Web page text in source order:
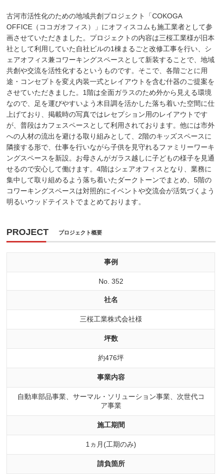
古河市活性化のための地域共創プロジェクト「COKOGA
OFFICE（ココガオフィス）」にオフィスコムも施工業者として参
画させていただきました。プロジェクトの内容は三桜工業様が旧本
社として利用していた自社ビルの1棟まるごと改修工事を行い、シ
ェアオフィス兼コワーキングスペースとして新装することで、地域
共創や交流を活性化するというものです。そこで、各階ごとに用
途・コンセプトを変え内装一式とレイアウトを含む什器のご提案を
させていただきました。1階は全面ガラスのため外から見える環境
なので、足を運びやすいよう木目調を活かした落ち着いた空間に仕
上げており、掲載時の写真ではレセプション用のレイアウトです
が、普段はカフェスペースとして利用されております。他には市外
への人材の流出を避ける取り組みとして、2階のキッズスペースに
隣接する形で、仕事を行いながら子供を見守れるファミリーワーキ
ングスペースを新設。お母さんがガラス越しに子どもの様子を見通
せるので安心して働けます。4階はシェアオフィスとなり、業務に
集中して取り組めるよう落ち着いたダークトーンでまとめ、5階の
コワーキングスペースは対照的にイベントや交流会が活気づくよう
明るいウッドテイストでまとめております。
PROJECT プロジェクト概要
事例
No. 352
社名
三桜工業株式会社様
坪数
約476坪
事業内容
自動車部品事業、サーマル・ソリューション事業、次世代コ
ア事業
施工期間
1ヵ月(工期のみ)
請負箇所